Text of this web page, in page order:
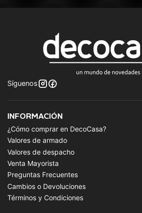
Síguenos
INFORMACIÓN
¿Cómo comprar en DecoCasa?
Valores de armado
Valores de despacho
Venta Mayorista
Preguntas Frecuentes
Cambios o Devoluciones
Términos y Condiciones